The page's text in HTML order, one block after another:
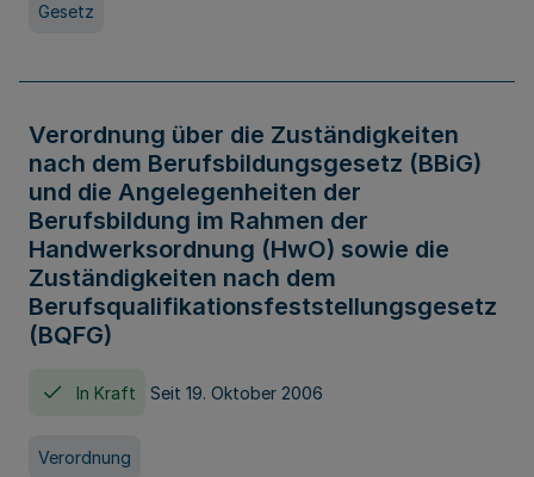
Gesetz
Verordnung über die Zuständigkeiten
nach dem Berufsbildungsgesetz (BBiG)
und die Angelegenheiten der
Berufsbildung im Rahmen der
Handwerksordnung (HwO) sowie die
Zuständigkeiten nach dem
Berufsqualifikationsfeststellungsgesetz
(BQFG)
In Kraft Seit 19. Oktober 2006
Verordnung